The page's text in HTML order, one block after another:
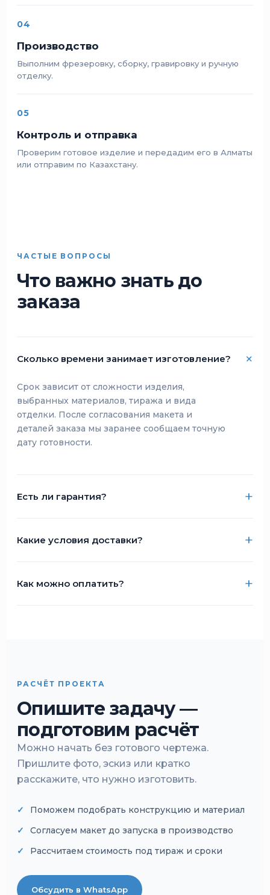
04
Производство
Выполним фрезеровку, сборку, гравировку и ручную
отделку.
05
Контроль и отправка
Проверим готовое изделие и передадим его в Алматы
или отправим по Казахстану.
ЧАСТЫЕ ВОПРОСЫ
Что важно знать до
заказа
Сколько времени занимает изготовление?
Срок зависит от сложности изделия,
выбранных материалов, тиража и вида
отделки. После согласования макета и
деталей заказа мы заранее сообщаем точную
дату готовности.
Есть ли гарантия?
Какие условия доставки?
Как можно оплатить?
РАСЧЁТ ПРОЕКТА
Опишите задачу —
подготовим расчёт
Можно начать без готового чертежа.
Пришлите фото, эскиз или кратко
расскажите, что нужно изготовить.
Поможем подобрать конструкцию и материал
Согласуем макет до запуска в производство
Рассчитаем стоимость под тираж и сроки
Обсудить в WhatsApp